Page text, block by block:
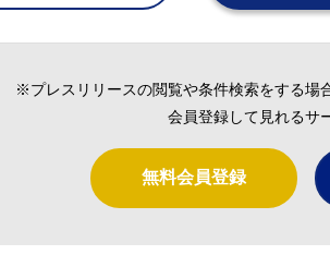
※プレスリリースの閲覧や条件検索をする場
会員登録して見れるサ
無料会員登録